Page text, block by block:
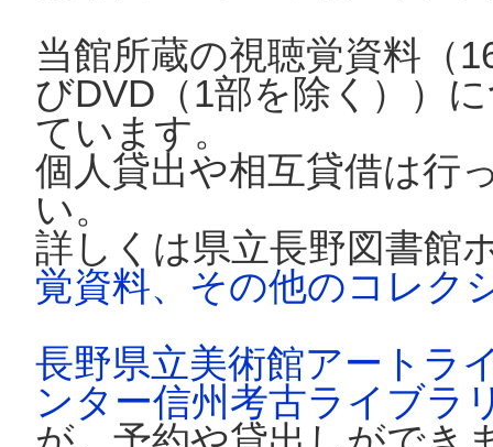
当館所蔵の視聴覚資料（
びDVD（1部を除く））
ています。
個人貸出や相互貸借は行
い。
詳しくは県立長野図書館
覚資料、その他のコレク
長野県立美術館アートラ
ンター信州考古ライブラ